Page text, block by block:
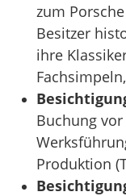
zum
Besitzer
ihre
Buchung
Produktion